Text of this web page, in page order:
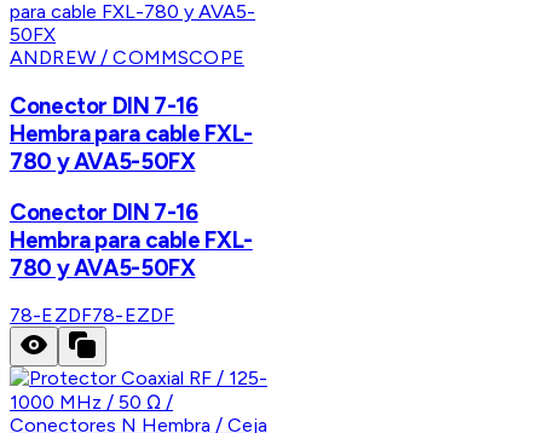
ANDREW / COMMSCOPE
Conector DIN 7-16
Hembra para cable FXL-
780 y AVA5-50FX
Conector DIN 7-16
Hembra para cable FXL-
780 y AVA5-50FX
78-EZDF78-EZDF